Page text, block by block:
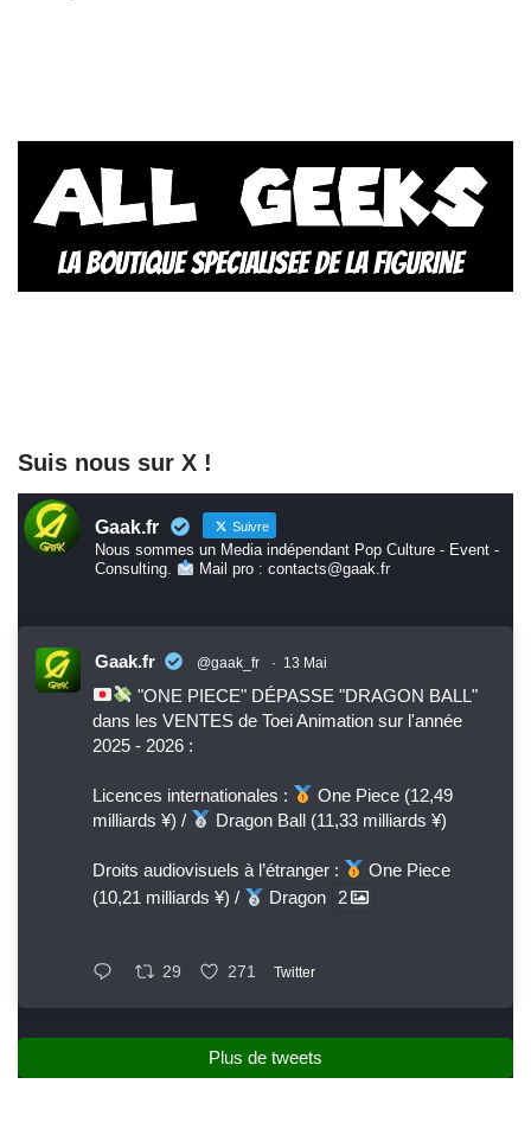
Suis nous sur X !
Gaak.fr Suivre
Nous sommes un Media indépendant Pop Culture - Event -
Consulting.
Mail pro : contacts@gaak.fr
Gaak.fr @gaak_fr · 13 Mai
"ONE PIECE" DÉPASSE "DRAGON BALL"
dans les VENTES de Toei Animation sur l'année
2025 - 2026 :
Licences internationales :
One Piece (12,49
milliards ¥) /
Dragon Ball (11,33 milliards ¥)
Droits audiovisuels à l’étranger :
One Piece
(10,21 milliards ¥) /
Dragon 2
29 271 Twitter
Plus de tweets